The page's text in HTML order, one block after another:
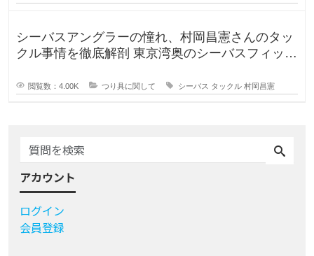
シーバスアングラーの憧れ、村岡昌憲さんのタッ
クル事情を徹底解剖 東京湾奥のシーバスフィッシ
閲覧数：4.00K つり具に関して シーバス タックル 村岡昌憲
アカウント
ログイン
会員登録